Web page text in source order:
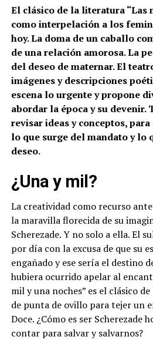
El clásico de la literatura “Las
como interpelación a los
hoy. La doma de un caballo
de una relación amorosa. La
del deseo de maternar. El
imágenes y descripciones
escena lo urgente y propone
abordar la época y su devenir.
revisar ideas y conceptos,
lo que surge del mandato y lo
deseo.
¿Una y mil?
La creatividad como recurso
la maravilla florecida de su
Scherezade. Y no solo a ella. El
por día con la excusa de que su
engañado y ese sería el destino
hubiera ocurrido apelar al
mil y una noches” es el clásico
de punta de ovillo para tejer un
Doce. ¿Cómo es ser Scherezade
contar para salvar y salvarnos?